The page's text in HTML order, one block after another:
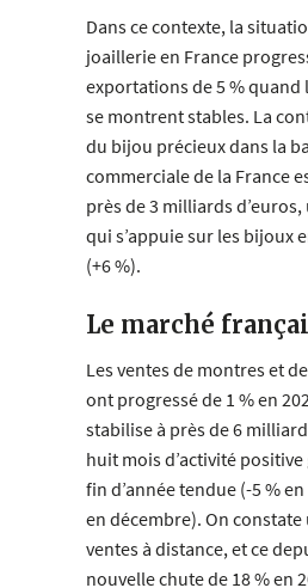
Dans ce contexte, la
joaillerie en France
exportations de 5 %
se montrent stables. La
du bijou précieux dans la
commerciale de la France
près de 3 milliards
qui s’appuie sur les bijoux
(+6 %).
Le marché
Les ventes de montres et
ont progressé de 1 % en
stabilise à près de 6
huit mois d’activité
fin d’année tendue (-5 %
en décembre). On
ventes à distance, et ce
nouvelle chute de 18 % en